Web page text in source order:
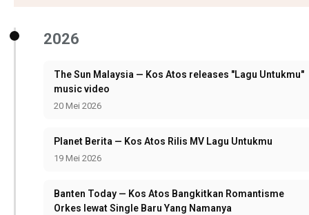
2026
The Sun Malaysia — Kos Atos releases "Lagu Untukmu"
music video
20 Mei 2026
Planet Berita — Kos Atos Rilis MV Lagu Untukmu
19 Mei 2026
Banten Today — Kos Atos Bangkitkan Romantisme
Orkes lewat Single Baru Yang Namanya